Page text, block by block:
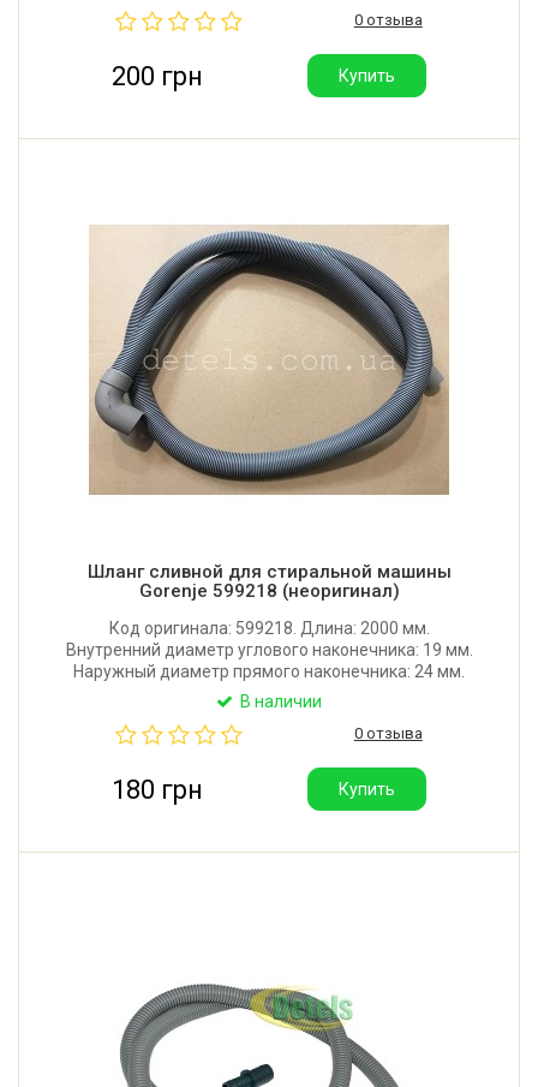
мм. Производитель: Италия.0 отзыва
200 грн Купить
Шланг сливной для стиральной машины
Gorenje 599218 (неоригинал)
Код оригинала: 599218. Длина: 2000 мм.
Внутренний диаметр углового наконечника: 19 мм.
Наружный диаметр прямого наконечника: 24 мм.
В наличии
0 отзыва
180 грн Купить